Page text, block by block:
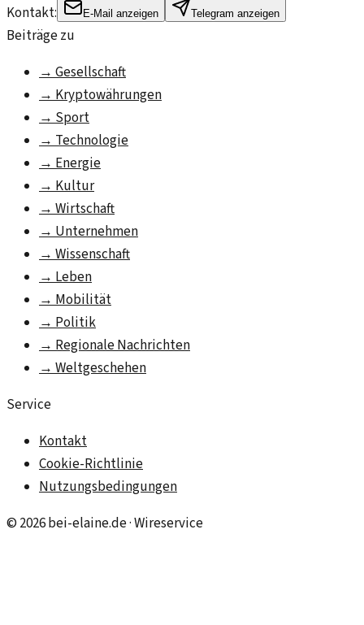
Kontakt: E-Mail anzeigen Telegram anzeigen
Beiträge zu
→Gesellschaft
→Kryptowährungen
→Sport
→Technologie
→Energie
→Kultur
→Wirtschaft
→Unternehmen
→Wissenschaft
→Leben
→Mobilität
→Politik
→Regionale Nachrichten
→Weltgeschehen
Service
Kontakt
Cookie-Richtlinie
Nutzungsbedingungen
© 2026bei-elaine.de· Wireservice